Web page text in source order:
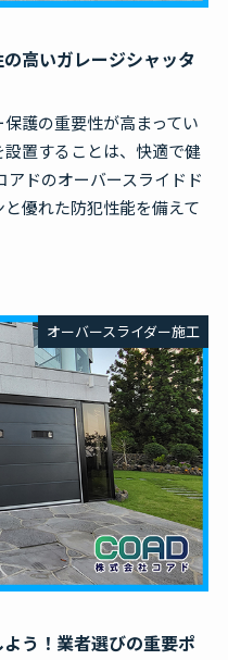
高いガレージシャッタ
護の重要性が高まってい
置することは、快適で健
ドのオーバースライドド
優れた防犯性能を備えて
オーバースライダー施工
う！業者選びの重要ポ